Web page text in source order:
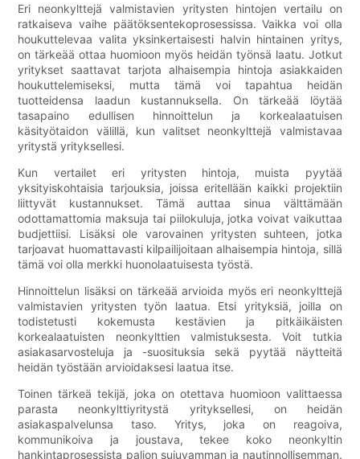
Eri neonkylttejä valmistavien yritysten hintojen vertailu on
ratkaiseva vaihe päätöksentekoprosessissa. Vaikka voi olla
houkuttelevaa valita yksinkertaisesti halvin hintainen yritys,
on tärkeää ottaa huomioon myös heidän työnsä laatu. Jotkut
yritykset saattavat tarjota alhaisempia hintoja asiakkaiden
houkuttelemiseksi, mutta tämä voi tapahtua heidän
tuotteidensa laadun kustannuksella. On tärkeää löytää
tasapaino edullisen hinnoittelun ja korkealaatuisen
käsityötaidon välillä, kun valitset neonkylttejä valmistavaa
yritystä yrityksellesi.
Kun vertailet eri yritysten hintoja, muista pyytää
yksityiskohtaisia ​​tarjouksia, joissa eritellään kaikki projektiin
liittyvät kustannukset. Tämä auttaa sinua välttämään
odottamattomia maksuja tai piilokuluja, jotka voivat vaikuttaa
budjettiisi. Lisäksi ole varovainen yritysten suhteen, jotka
tarjoavat huomattavasti kilpailijoitaan alhaisempia hintoja, sillä
tämä voi olla merkki huonolaatuisesta työstä.
Hinnoittelun lisäksi on tärkeää arvioida myös eri neonkylttejä
valmistavien yritysten työn laatua. Etsi yrityksiä, joilla on
todistetusti kokemusta kestävien ja pitkäikäisten
korkealaatuisten neonkylttien valmistuksesta. Voit tutkia
asiakasarvosteluja ja -suosituksia sekä pyytää näytteitä
heidän työstään arvioidaksesi laatua itse.
Toinen tärkeä tekijä, joka on otettava huomioon valittaessa
parasta neonkylttiyritystä yrityksellesi, on heidän
asiakaspalvelunsa taso. Yritys, joka on reagoiva,
kommunikoiva ja joustava, tekee koko neonkyltin
hankintaprosessista paljon sujuvamman ja nautinnollisemman.